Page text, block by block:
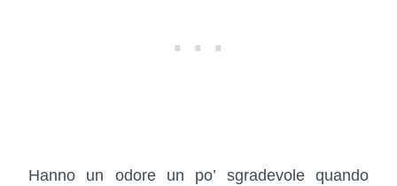
Hanno un odore un po’ sgradevole quando